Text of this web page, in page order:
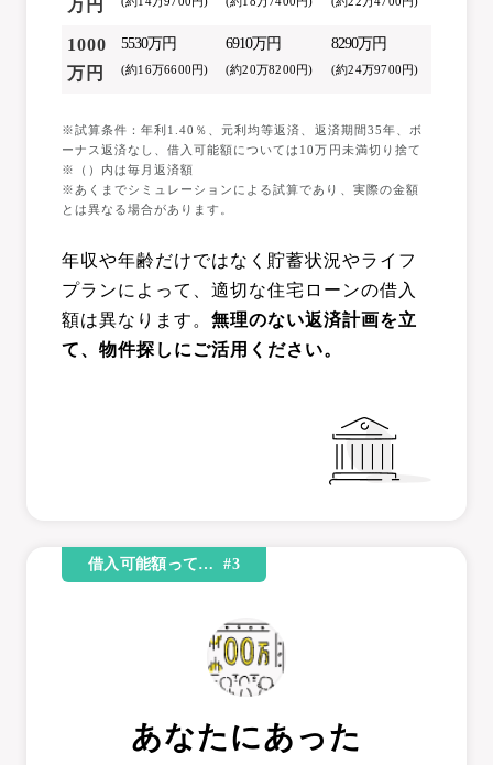
万円
1000
万円
5530万円
(約16万6600円)
6910万円
(約20万8200円)
8290万円
(約24万9700円)
※試算条件：年利1.40％、元利均等返済、返済期間35年、ボ
ーナス返済なし、借入可能額については10万円未満切り捨て
※（）内は毎月返済額
※あくまでシミュレーションによる試算であり、実際の金額
とは異なる場合があります。
年収や年齢だけではなく貯蓄状況やライフ
プランによって、適切な住宅ローンの借入
額は異なります。無理のない返済計画を立
て、物件探しにご活用ください。
借入可能額って… #3
あなたにあった